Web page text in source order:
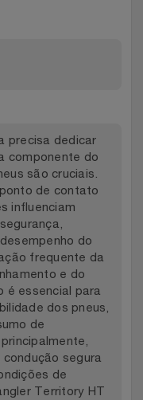
precisa dedicar
componente do
são cruciais.
de contato
influenciam
do
frequente da
e do
é essencial para
dos pneus,
de
segura
de
Territory HT